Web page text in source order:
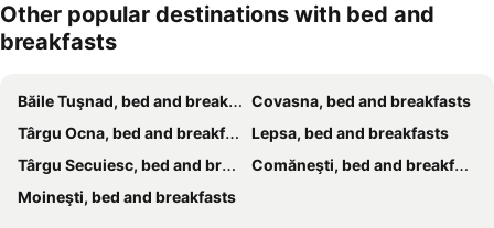
Other popular destinations with bed and
breakfasts
Băile Tuşnad, bed and breakfasts
Covasna, bed and breakfasts
Târgu Ocna, bed and breakfasts
Lepsa, bed and breakfasts
Târgu Secuiesc, bed and breakfasts
Comăneşti, bed and breakfasts
Moineşti, bed and breakfasts